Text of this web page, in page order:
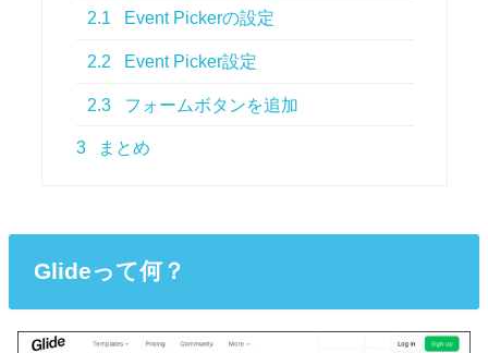
2.1 Event Pickerの設定
2.2 Event Picker設定
2.3 フォームボタンを追加
3 まとめ
Glideって何？